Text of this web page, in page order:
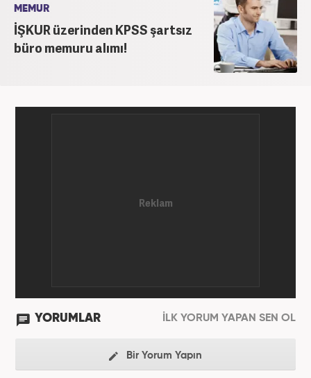
MEMUR
İŞKUR üzerinden KPSS şartsız
büro memuru alımı!
YORUMLAR İLK YORUM YAPAN SEN OL
Bir Yorum Yapın